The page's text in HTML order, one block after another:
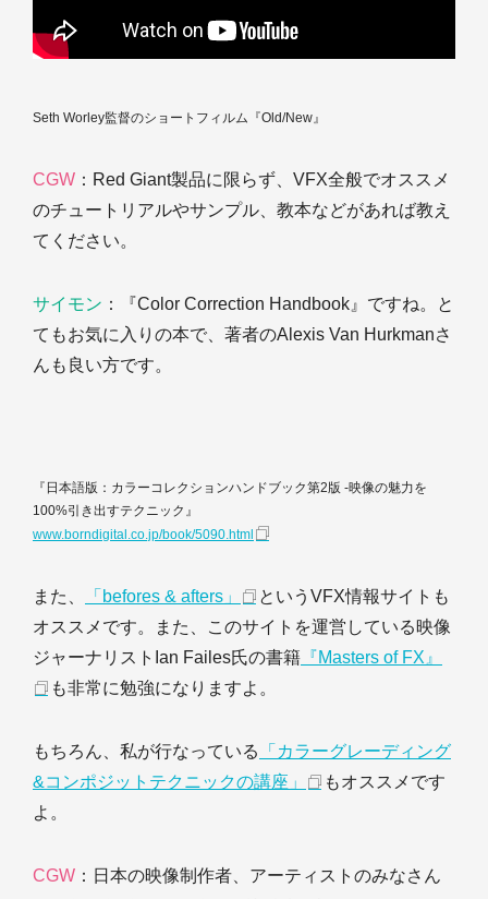
Seth Worley監督のショートフィルム『Old/New』
CGW ：Red Giant製品に限らず、VFX全般でオススメ
のチュートリアルやサンプル、教本などがあれば教え
てください。
サイモン ：『Color Correction Handbook』ですね。と
てもお気に入りの本で、著者のAlexis Van Hurkmanさ
んも良い方です。
『日本語版：カラーコレクションハンドブック第2版 -映像の魅力を
100%引き出すテクニック』
www.borndigital.co.jp/book/5090.html
また、 「befores & afters」
というVFX情報サイトも
オススメです。また、このサイトを運営している映像
ジャーナリストIan Failes氏の書籍 『Masters of FX』
も非常に勉強になりますよ。
もちろん、私が行なっている
「カラーグレーディング
&コンポジットテクニックの講座」
もオススメです
よ。
CGW ：日本の映像制作者、アーティストのみなさん